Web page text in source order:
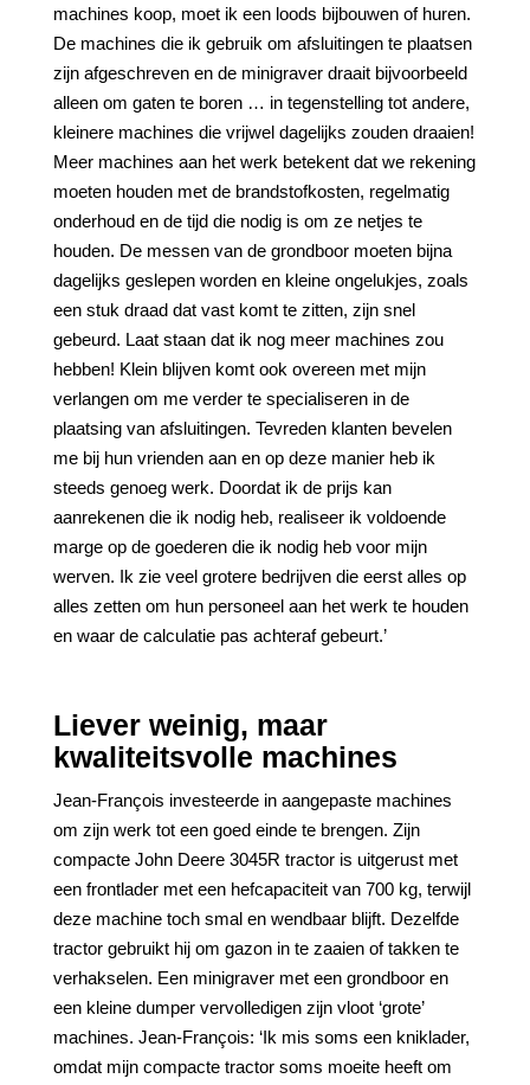
machines koop, moet ik een loods bijbouwen of huren.
De machines die ik gebruik om afsluitingen te plaatsen
zijn afgeschreven en de minigraver draait bijvoorbeeld
alleen om gaten te boren … in tegenstelling tot andere,
kleinere machines die vrijwel dagelijks zouden draaien!
Meer machines aan het werk betekent dat we rekening
moeten houden met de brandstofkosten, regelmatig
onderhoud en de tijd die nodig is om ze netjes te
houden. De messen van de grondboor moeten bijna
dagelijks geslepen worden en kleine ongelukjes, zoals
een stuk draad dat vast komt te zitten, zijn snel
gebeurd. Laat staan dat ik nog meer machines zou
hebben! Klein blijven komt ook overeen met mijn
verlangen om me verder te specialiseren in de
plaatsing van afsluitingen. Tevreden klanten bevelen
me bij hun vrienden aan en op deze manier heb ik
steeds genoeg werk. Doordat ik de prijs kan
aanrekenen die ik nodig heb, realiseer ik voldoende
marge op de goederen die ik nodig heb voor mijn
werven. Ik zie veel grotere bedrijven die eerst alles op
alles zetten om hun personeel aan het werk te houden
en waar de calculatie pas achteraf gebeurt.’
Liever weinig, maar
kwaliteitsvolle machines
Jean-François investeerde in aangepaste machines
om zijn werk tot een goed einde te brengen. Zijn
compacte John Deere 3045R tractor is uitgerust met
een frontlader met een hefcapaciteit van 700 kg, terwijl
deze machine toch smal en wendbaar blijft. Dezelfde
tractor gebruikt hij om gazon in te zaaien of takken te
verhakselen. Een minigraver met een grondboor en
een kleine dumper vervolledigen zijn vloot ‘grote’
machines. Jean-François: ‘Ik mis soms een kniklader,
omdat mijn compacte tractor soms moeite heeft om